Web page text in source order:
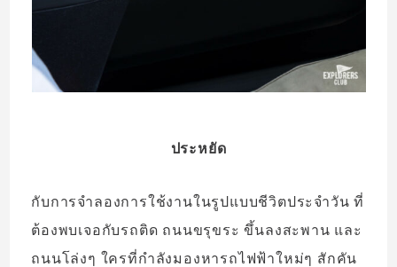
ประหยัด
กับการจำลองการใช้งานในรูปแบบชีวิตประจำวัน ที่
ต้องพบเจอกับรถติด ถนนขรุขระ ขึ้นลงสะพาน และ
ถนนโล่งๆ ใครที่กำลังมองหารถไฟฟ้าใหม่ๆ สักคัน